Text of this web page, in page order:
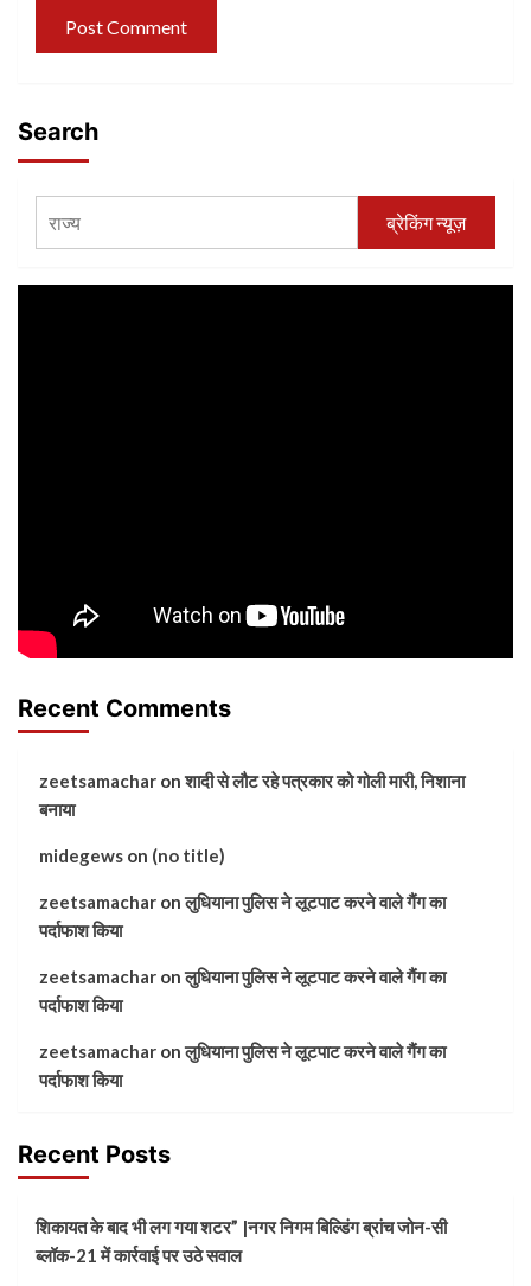
Search
ब्रेकिंग न्यूज़
Recent Comments
zeetsamachar onशादी से लौट रहे पत्रकार को गोली मारी, निशाना
बनाया
midegews on (no title)
zeetsamachar onलुधियाना पुलिस ने लूटपाट करने वाले गैंग का
पर्दाफाश किया
zeetsamachar onलुधियाना पुलिस ने लूटपाट करने वाले गैंग का
पर्दाफाश किया
zeetsamachar onलुधियाना पुलिस ने लूटपाट करने वाले गैंग का
पर्दाफाश किया
Recent Posts
शिकायत के बाद भी लग गया शटर” |नगर निगम बिल्डिंग ब्रांच जोन-सी
ब्लॉक-21 में कार्रवाई पर उठे सवाल